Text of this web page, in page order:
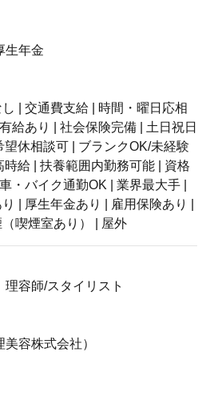
生年金
| 交通費支給 | 時間・曜日応相
給あり | 社会保険完備 | 土日祝日
休相談可 | ブランクOK/未経験
給 | 扶養範囲内勤務可能 | 資格
・バイク通勤OK | 業界最大手 |
| 厚生年金あり | 雇用保険あり |
喫煙室あり） | 屋外
理容師/スタイリスト
容株式会社）